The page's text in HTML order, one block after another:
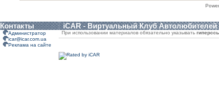
Контакты iCAR - Виртуальный Клуб Автолюбителей
Администратор
icar@icar.com.ua
Реклама на сайте
При использовании материалов обязательно указывать